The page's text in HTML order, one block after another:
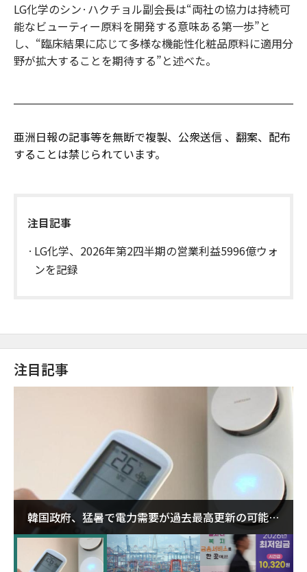
LG化学のシン·ハクチョル副会長は“両社の協力は持続可
能なビューティー原料を開発する意味ある第一歩”と
し、“臨床結果に応じて多様な機能性化粧品原料に適用分
野が拡大することを期待する”と述べた。
亜洲日報の記事等を無断で複製、公衆送信 、翻案、配布
することは禁じられています。
注目記事
LG化学、2026年第2四半期の営業利益5996億ウォ
ンを記録
注目記事
韓国政府、猛暑で電力需要が過去最高更新の可能性
に需給対応体制を点検